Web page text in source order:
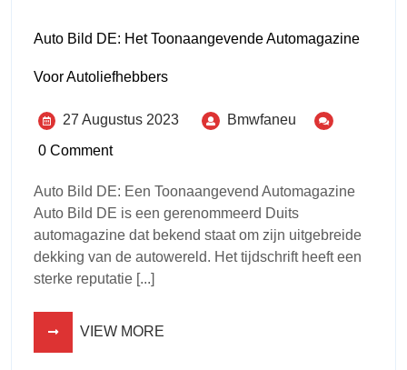
Auto Bild DE: Het Toonaangevende Automagazine
Voor Autoliefhebbers
27 Augustus 2023
Bmwfaneu
0 Comment
Auto Bild DE: Een Toonaangevend Automagazine
Auto Bild DE is een gerenommeerd Duits
automagazine dat bekend staat om zijn uitgebreide
dekking van de autowereld. Het tijdschrift heeft een
sterke reputatie [...]
VIEW MORE